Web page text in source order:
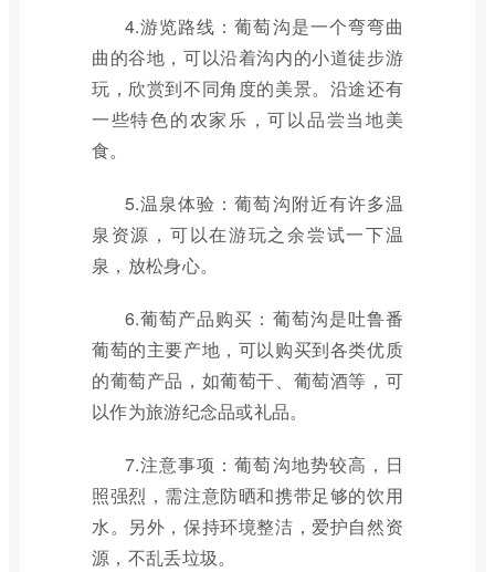
4.游览路线：葡萄沟是一个弯弯曲
曲的谷地，可以沿着沟内的小道徒步游
玩，欣赏到不同角度的美景。沿途还有
一些特色的农家乐，可以品尝当地美
食。
5.温泉体验：葡萄沟附近有许多温
泉资源，可以在游玩之余尝试一下温
泉，放松身心。
6.葡萄产品购买：葡萄沟是吐鲁番
葡萄的主要产地，可以购买到各类优质
的葡萄产品，如葡萄干、葡萄酒等，可
以作为旅游纪念品或礼品。
7.注意事项：葡萄沟地势较高，日
照强烈，需注意防晒和携带足够的饮用
水。另外，保持环境整洁，爱护自然资
源，不乱丢垃圾。